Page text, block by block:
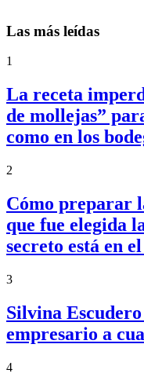
Las más leídas
1
La receta
de mollejas”
como en los
2
Cómo preparar
que fue elegida
secreto está en
3
Silvina
empresario a
4